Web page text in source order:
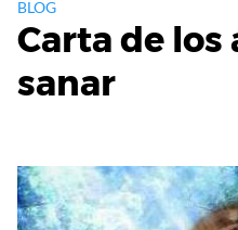
BLOG
Carta de los
sanar